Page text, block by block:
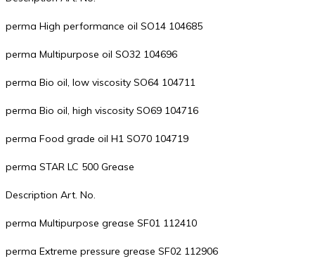
perma High performance oil SO14 104685
perma Multipurpose oil SO32 104696
perma Bio oil, low viscosity SO64 104711
perma Bio oil, high viscosity SO69 104716
perma Food grade oil H1 SO70 104719
perma STAR LC 500 Grease
Description Art. No.
perma Multipurpose grease SF01 112410
perma Extreme pressure grease SF02 112906